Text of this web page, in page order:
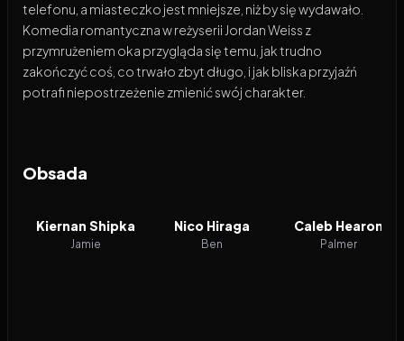
telefonu, a miasteczko jest mniejsze, niż by się wydawało.
Komedia romantyczna w reżyserii Jordan Weiss z
przymrużeniem oka przygląda się temu, jak trudno
zakończyć coś, co trwało zbyt długo, i jak bliska przyjaźń
potrafi niepostrzeżenie zmienić swój charakter.
Obsada
Kiernan Shipka
Jamie
Nico Hiraga
Ben
Caleb Hearon
Palmer